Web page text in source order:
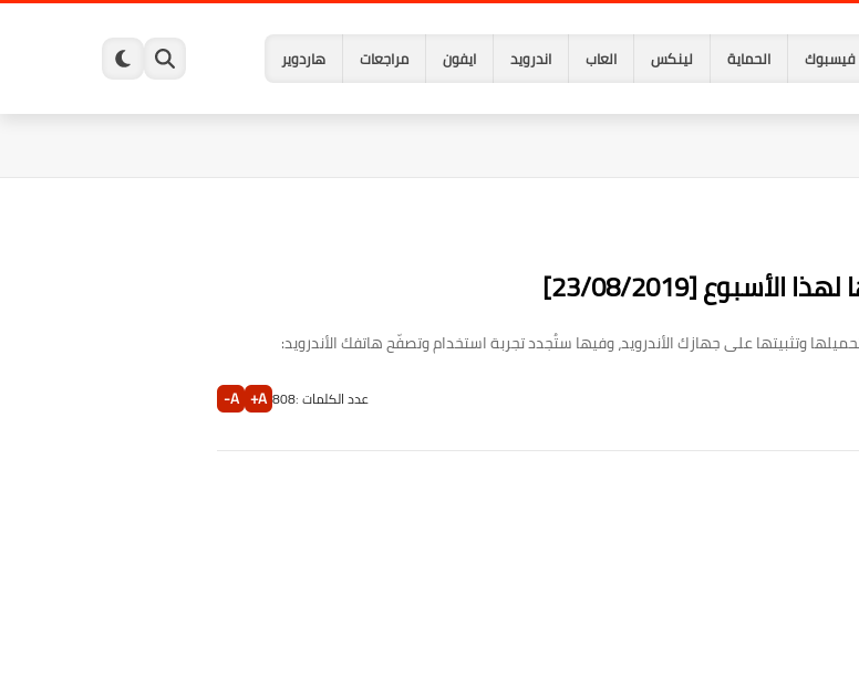
فيسبوك الحماية لينكس العاب اندرويد ايفون مراجعات هاردوير
[23/08/2019]
وتثبيتها على جهازك الأندرويد، وفيها ستُجدد تجربة استخدام وتصفّح هاتفك الأندرويد:
عدد الكلمات :808
A+
A-